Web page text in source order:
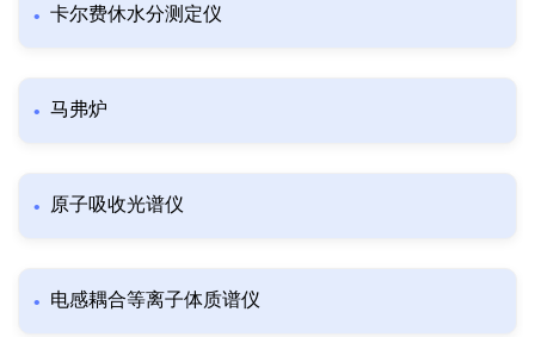
卡尔费休水分测定仪
马弗炉
原子吸收光谱仪
电感耦合等离子体质谱仪